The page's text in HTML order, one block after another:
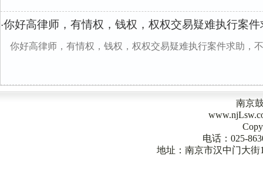
·你好高律师，有情权，钱权，权权交易疑难执行案
你好高律师，有情权，钱权，权权交易疑难执行案件求助，
南京
电话：025-
地址：南京市汉中门大